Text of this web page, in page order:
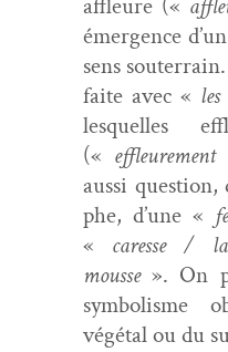
affleure («
émer­gence
sens souter­rain.
faite avec «
lesquelles
(« effleure­ment
aus­si
phe, d’une «
« caresse /
mousse». On
sym­bol­isme
végé­tal ou du